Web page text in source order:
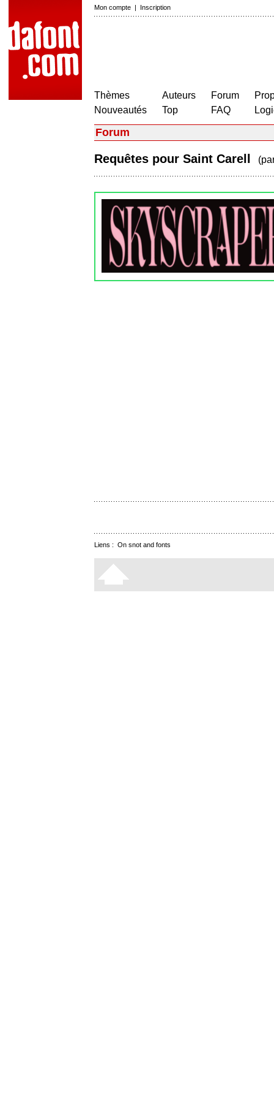
Mon compte | Inscription
Thèmes
Nouveautés
Auteurs
Top
Forum
FAQ
Forum
Requêtes pour Saint Carell
Liens : On snot and fonts